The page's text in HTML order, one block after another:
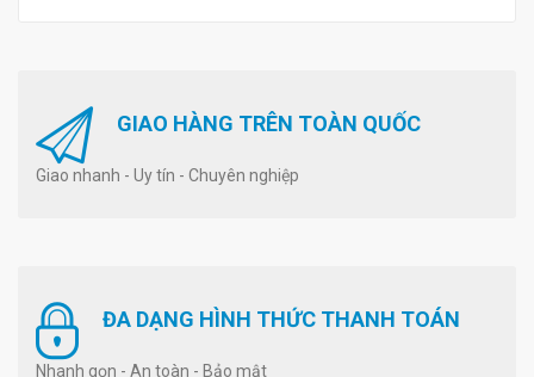
GIAO HÀNG TRÊN TOÀN QUỐC
Giao nhanh - Uy tín - Chuyên nghiệp
ĐA DẠNG HÌNH THỨC THANH TOÁN
Nhanh gọn - An toàn - Bảo mật